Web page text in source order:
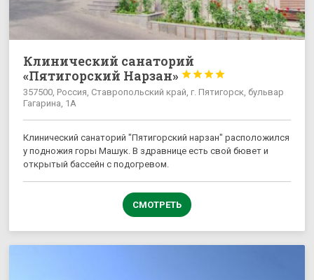
Клинический санаторий
«Пятигорский Нарзан»




357500, Россия, Ставропольский край, г. Пятигорск, бульвар
Гагарина, 1А
Клинический санаторий "Пятигорский нарзан" расположился
у подножия горы Машук. В здравнице есть свой бювет и
открытый бассейн с подогревом.
СМОТРЕТЬ